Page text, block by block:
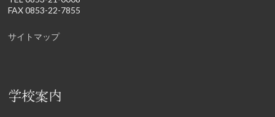
FAX 0853-22-7855
サイトマップ
学校案内